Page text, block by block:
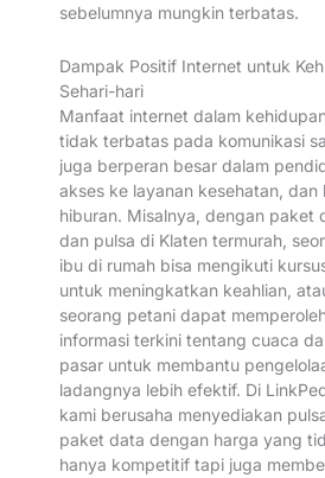
sebelumnya mungkin terbatas.
Dampak Positif Internet untuk
Sehari-hari
Manfaat internet dalam
tidak terbatas pada komunikasi
juga berperan besar dalam
akses ke layanan kesehatan, dan
hiburan. Misalnya, dengan paket
dan pulsa di Klaten termurah,
ibu di rumah bisa mengikuti
untuk meningkatkan keahlian,
seorang petani dapat
informasi terkini tentang cuaca
pasar untuk membantu
ladangnya lebih efektif. Di
kami berusaha menyediakan
paket data dengan harga yang
hanya kompetitif tapi juga